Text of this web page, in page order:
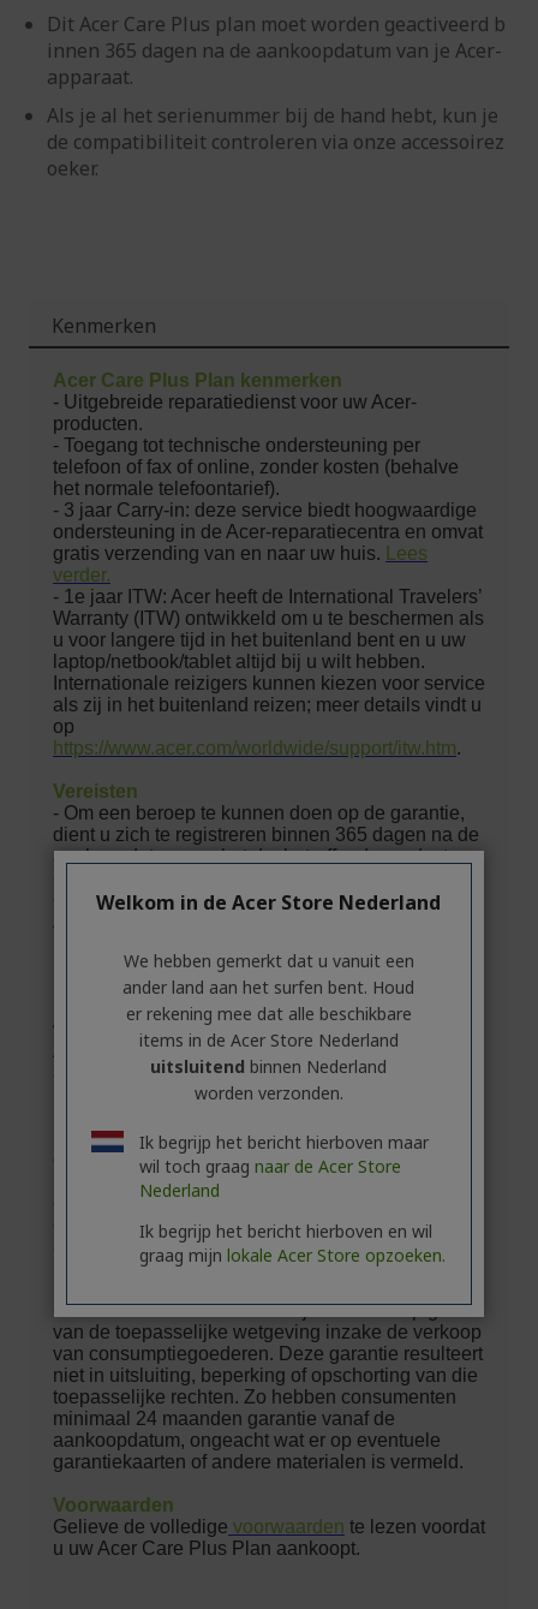
Dit Acer Care Plus plan moet worden geactiveerd b
innen 365 dagen na de aankoopdatum van je Acer-
apparaat.
Als je al het serienummer bij de hand hebt, kun je
de compatibiliteit controleren via onze accessoirez
oeker.
Kenmerken
Welkom in de Acer Store Nederland
We hebben gemerkt dat u vanuit een
ander land aan het surfen bent. Houd
er rekening mee dat alle beschikbare
items in de Acer Store Nederland
uitsluitend binnen Nederland
worden verzonden.
Ik begrijp het bericht hierboven maar
wil toch graag naar de Acer Store
Nederland
Ik begrijp het bericht hierboven en wil
graag mijn lokale Acer Store opzoeken.